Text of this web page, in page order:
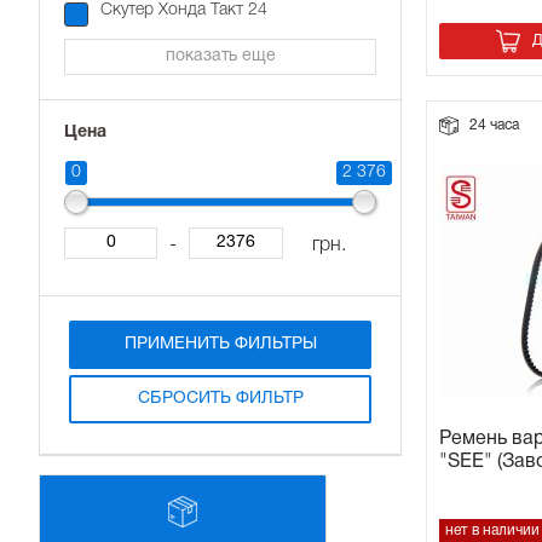
Прокладки на мотоблок
Глушитель на мотоблок
Элементы управления, тросики на мотоблок
Навесное и запчасти к нему
Cкутер Хонда Такт 24
показать еще
Цена
0 2 376
- грн.
ПРИМЕНИТЬ ФИЛЬТРЫ
СБРОСИТЬ ФИЛЬТР
24 часа
Ремень
"SEE"
нет в наличии